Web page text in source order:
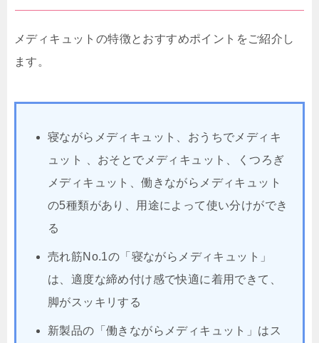
メディキュットの特徴とおすすめポイントをご紹介し
ます。
寝ながらメディキュット、おうちでメディキ
ュット 、おそとでメディキュット、くつろぎ
メディキュット、働きながらメディキュット
の5種類があり、用途によって使い分けができ
る
売れ筋No.1の「寝ながらメディキュット」
は、適度な締め付け感で快適に着用できて、
脚がスッキリする
新製品の「働きながらメディキュット」はス